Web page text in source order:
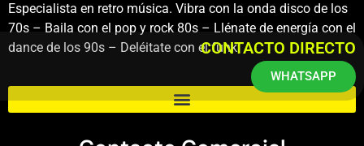
Especialista en retro música. Vibra con la onda disco de los
70s – Baila con el pop y rock 80s – Llénate de energía con el
dance de los 90s – Deléitate con el funk.CONTACTO DIRECTO
WHATSAPP